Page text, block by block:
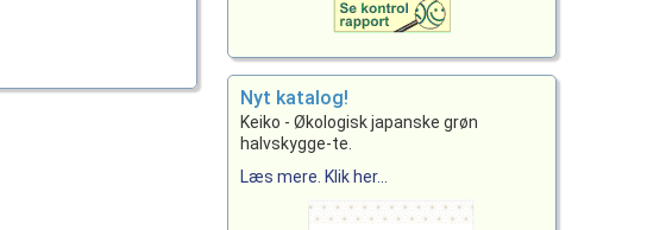
Nyt katalog!
Keiko - Økologisk japanske grøn
halvskygge-te.
Læs mere. Klik her...